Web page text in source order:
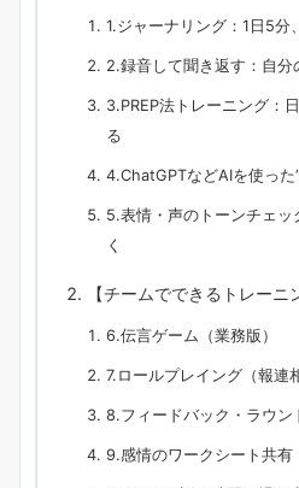
1.ジャーナリング：1日5分
2.録音して聞き返す：自分
3.PREP法トレーニング：
る
4.ChatGPTなどAIを使った
5.表情・声のトーンチェ
く
【チームでできるトレーニ
6.伝言ゲーム（業務版）
7.ロールプレイング（報連
8.フィードバック・ラウン
9.感情のワークシート共有